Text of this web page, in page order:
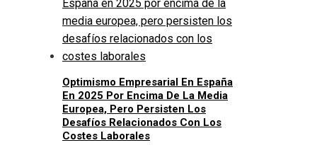
Optimismo Empresarial En España
En 2025 Por Encima De La Media
Europea, Pero Persisten Los
Desafíos Relacionados Con Los
Costes Laborales